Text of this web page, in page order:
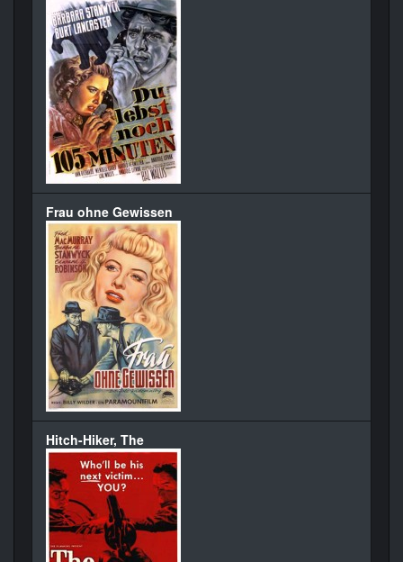
Frau ohne Gewissen
Hitch-Hiker, The